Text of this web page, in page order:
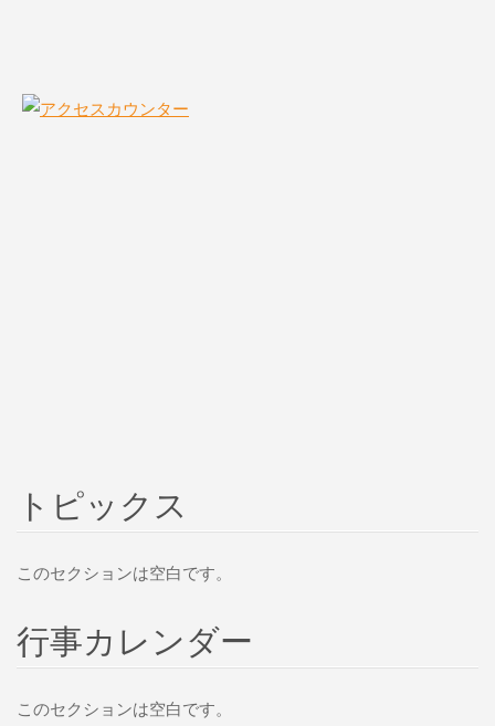
トピックス
このセクションは空白です。
行事カレンダー
このセクションは空白です。